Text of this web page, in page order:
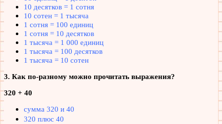
10 десятков = 1 сотня
10 сотен = 1 тысяча
1 сотня = 100 единиц
1 сотня = 10 десятков
1 тысяча = 1 000 единиц
1 тысяча = 100 десятков
1 тысяча = 10 сотен
3. Как по-разному можно прочитать выражения?
320 + 40
сумма 320 и 40
320 плюс 40